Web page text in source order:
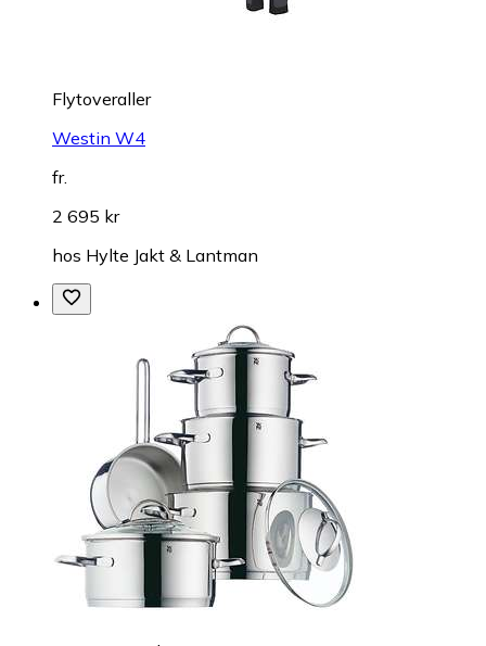
Flytoveraller
Westin W4
fr.
2 695 kr
hos Hylte Jakt & Lantman